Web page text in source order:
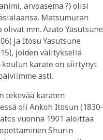
arvoasema ?) olisi
Matsumuran
mm. Azato Yasutsune
ja Itosu Yasutsune
joiden välityksellä
karate on siirtynyt
asti.
tekevää karaten
oli Ankoh Itosun (1830-
vuonna 1901 aloittaa
Shurin